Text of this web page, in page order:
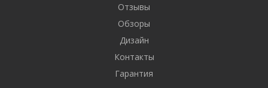
Отзывы
Обзоры
Дизайн
Контакты
Гарантия